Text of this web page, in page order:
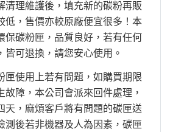
清理維護後，填充新的碳粉再販
低，售價亦較原廠便宜很多！本
保碳粉匣，品質良好，若有任何
皆可退換，請您安心使用。
匣使用上若有問題，如購買期限
故障，本公司會派來回件處理，
天，麻煩客戶將有問題的碳匣送
測後若非機器及人為因素，碳匣